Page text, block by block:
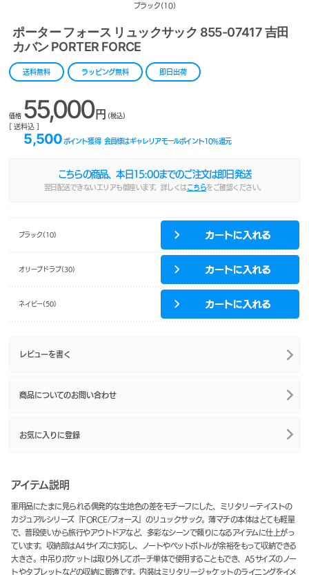
ブラック(10)
ポーター フォース リュックサック 855-07417 吉田
カバン PORTER FORCE
送料無料 ラッピング無料 即日出荷
価格 55,000円 (税込)
[ 送料込 ]
5,500 ポイント獲得 会員様はギャレリアモールポイント10%還元
こちらの商品、本日 15:00までのご注文は即日発送
翌日配送できないエリアも御座います。詳しくは こちらをご確認ください。
ブラック(10)
オリーブドラブ(30)
ネイビー(50)
レビューを書く
商品についてのお問い合わせ
お気に入りに登録
アイテム説明
軍用品にたまに見られる偶発的な生地色の差をモチーフにした、ミリタリーテイストの
カジュアルシリーズ『FORCE/フォース』のリュックサック。薄マチの本体はとても軽量
で、普段使いから旅行やアウトドアなど、多彩なシーンで頼りになるアイテムに仕上がっ
ています。収納部はA4サイズに対応し、ノートやペットボトルが余裕をもって収納できる
大きさ。中吊りポケットは取り外してポーチ単体で使用することもでき、A5サイズのノー
トやタブレットなどの収納に最適です。内装はミリタリージャケットのライニングをイメ